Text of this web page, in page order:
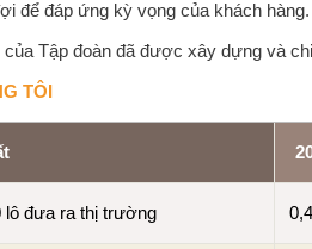
để đáp ứng kỳ vọng của khách hàng.
Tập đoàn đã được xây dựng và
TÔI
lô đưa ra thị trường